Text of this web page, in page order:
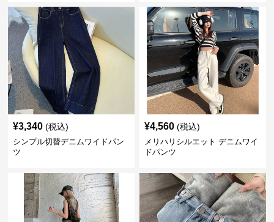
¥3,340 (税込)
シンプル切替デニムワイドパン
ツ
¥4,560 (税込)
メリハリシルエット デニムワイ
ドパンツ